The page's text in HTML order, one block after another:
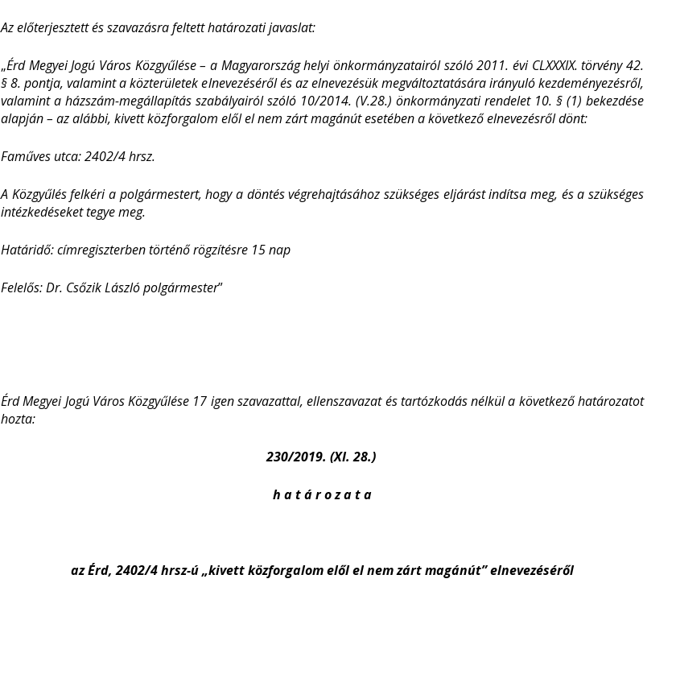
Az előterjesztett és szavazásra feltetthatározati javaslat:
„Érd Megyei Jogú Város Közgyűlése – a Magyarország helyi önkormányzatairól szóló 2011. évi CLXXXIX. törvény 42.
§ 8. pontja, valamint a közterületek elnevezéséről és az elnevezésük megváltoztatására irányuló kezdeményezésről,
valamint a házszám-megállapítás szabályairól szóló 10/2014. (V.28.) önkormányzati rendelet 10. § (1) bekezdése
alapján – az alábbi, kivett közforgalom elől el nem zárt magánút esetében a következő elnevezésről dönt:
Faműves utca:2402/4 hrsz.
A Közgyűlés felkéri a polgármestert, hogy a döntés végrehajtásához szükséges eljárást indítsa meg, és a szükséges
intézkedéseket tegye meg.
Határidő: címregiszterben történő rögzítésre 15 nap
Felelős: Dr. Csőzik László polgármester”
Érd Megyei Jogú Város Közgyűlése 17 igen szavazattal, ellenszavazat és tartózkodás nélkül a következő határozatot
hozta:
230/2019. (XI. 28.)
h a t á r o z a t a
azÉrd, 2402/4 hrsz-ú „kivett közforgalom elől el nem zárt magánút” elnevezéséről